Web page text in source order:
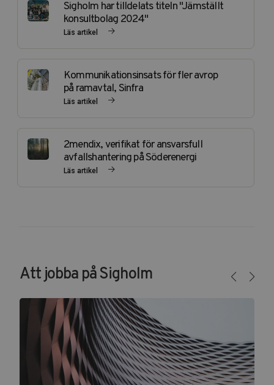
Sigholm har tilldelats titeln "Jämställt
konsultbolag 2024"
Läs artikel
Kommunikationsinsats för fler avrop
på ramavtal, Sinfra
Läs artikel
2mendix, verifikat för ansvarsfull
avfallshantering på Söderenergi
Läs artikel
Att jobba på Sigholm